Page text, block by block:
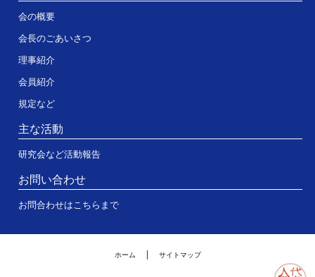
会の概要
会長のごあいさつ
理事紹介
会員紹介
規定など
主な活動
研究会など活動報告
お問い合わせ
お問合わせはこちらまで
ホーム サイトマップ